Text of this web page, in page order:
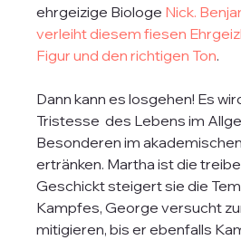
ehrgeizige Biologe Nick.
verleiht diesem fiesen
Figur und den richtigen Ton.
Dann kann es losgehen! Es
Tristesse  des Lebens im
Besonderen im
ertränken. Martha ist die
Geschickt steigert sie die
Kampfes, George versucht
mitigieren, bis er ebenfalls